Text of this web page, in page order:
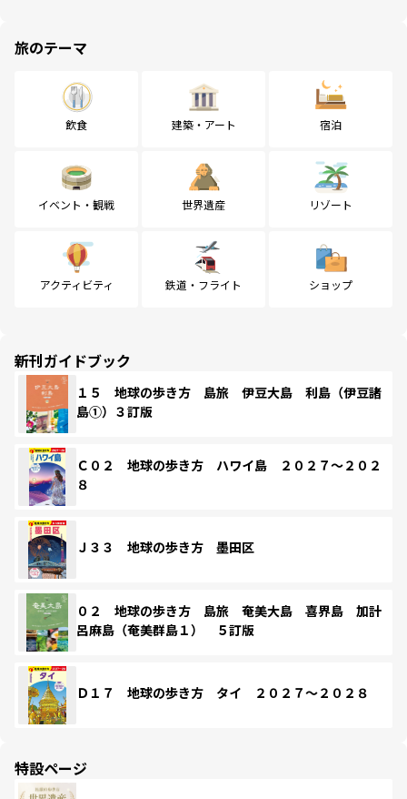
旅のテーマ
飲食 建築・アート 宿泊
イベント・観戦 世界遺産 リゾート
アクティビティ 鉄道・フライト ショップ
新刊ガイドブック
１５ 地球の歩き方 島旅 伊豆大島 利島（伊豆諸
島①）３訂版
Ｃ０２ 地球の歩き方 ハワイ島 ２０２７～２０２
８
Ｊ３３ 地球の歩き方 墨田区
０２ 地球の歩き方 島旅 奄美大島 喜界島 加計
呂麻島（奄美群島１） ５訂版
Ｄ１７ 地球の歩き方 タイ ２０２７～２０２８
特設ページ